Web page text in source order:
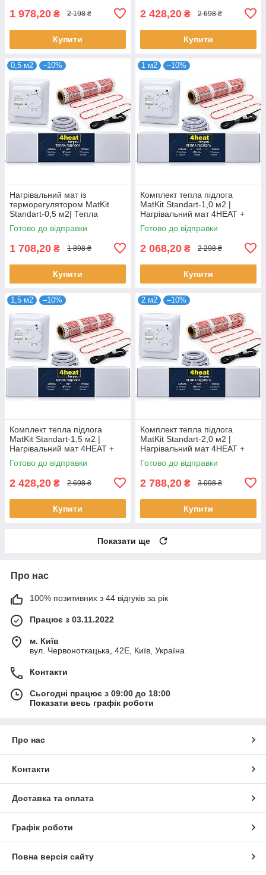
1 978,20 ₴ 2 198 ₴
Купити
2 428,20 ₴ 2 698 ₴
Купити
0,5 м2 –10%
Нагрівальний мат із
терморегулятором MatKit
Standart-0,5 м2| Тепла
підлога під плитку 4HEAT
Готово до відправки
1 708,20 ₴ 1 898 ₴
Купити
1 м2 –10%
Комплект тепла підлога
MatKit Standart-1,0 м2 |
Нагрівальний мат 4HEAT +
терморегулятор
Готово до відправки
2 068,20 ₴ 2 298 ₴
Купити
1,5 м2 –10%
Комплект тепла підлога
MatKit Standart-1,5 м2 |
Нагрівальний мат 4HEAT +
терморегулятор
Готово до відправки
2 428,20 ₴ 2 698 ₴
Купити
2 м2 –10%
Комплект тепла підлога
MatKit Standart-2,0 м2 |
Нагрівальний мат 4HEAT +
терморегулятор
Готово до відправки
2 788,20 ₴ 3 098 ₴
Купити
Показати ще
Про нас
100% позитивних з 44 відгуків за рік
Працює з 03.11.2022
м. Київ
вул. Червоноткацька, 42Е, Київ, Україна
Контакти
Сьогодні працює з 09:00 до 18:00
Показати весь графік роботи
Про нас
Контакти
Доставка та оплата
Графік роботи
Повна версія сайту